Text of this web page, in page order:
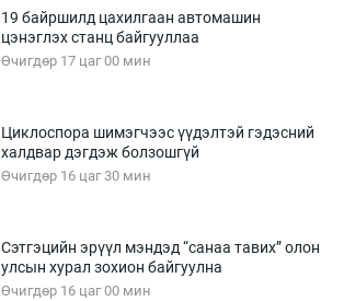
19 байршилд цахилгаан автомашин
цэнэглэх станц байгууллаа
Өчигдөр 17 цаг 00 мин
Циклоспора шимэгчээс үүдэлтэй гэдэсний
халдвар дэгдэж болзошгүй
Өчигдөр 16 цаг 30 мин
Сэтгэцийн эрүүл мэндэд “санаа тавих” олон
улсын хурал зохион байгуулна
Өчигдөр 16 цаг 00 мин